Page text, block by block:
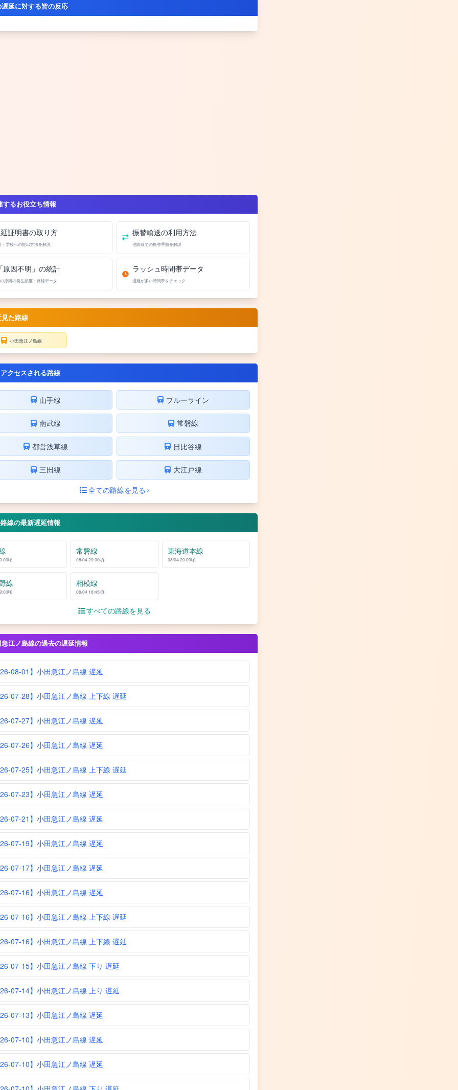
延に対する皆の反応
するお役立ち情報
証明書の取り方
・学校への提出方法を解説
振替輸送の利用方法
他路線での振替手順を解説
原因不明」の統計
原因の発生頻度・路線データ
ラッシュ時間帯データ
遅延が多い時間帯をチェック
た路線
小田急江ノ島線
クセスされる路線
山手線 ブルーライン
南武線 常磐線
都営浅草線 日比谷線
三田線
大江戸線
全ての路線を見る
線の最新遅延情報
頃
常磐線
08/04 20:00頃
東海道本線
08/04 20:00頃
線
頃
相模線
08/04 18:45頃
すべての路線を見る
江ノ島線の過去の遅延情報
08-01】小田急江ノ島線 遅延
07-28】小田急江ノ島線 上下線 遅延
07-27】小田急江ノ島線 遅延
07-26】小田急江ノ島線 遅延
07-25】小田急江ノ島線 上下線 遅延
07-23】小田急江ノ島線 遅延
07-21】小田急江ノ島線 遅延
07-19】小田急江ノ島線 遅延
07-17】小田急江ノ島線 遅延
07-16】小田急江ノ島線 遅延
07-16】小田急江ノ島線 上下線 遅延
07-16】小田急江ノ島線 上下線 遅延
07-15】小田急江ノ島線 下り 遅延
07-14】小田急江ノ島線 上り 遅延
07-13】小田急江ノ島線 遅延
07-10】小田急江ノ島線 遅延
07-10】小田急江ノ島線 遅延